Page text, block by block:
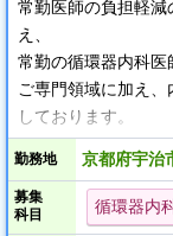
常勤医師の負担軽
え、
常勤の循環器内科医
ご専門領域に加え
しております。
できるだけ負担を軽
す。
※週30時間以上の勤
勤務地 京都府宇治
募集
科目
循環器内